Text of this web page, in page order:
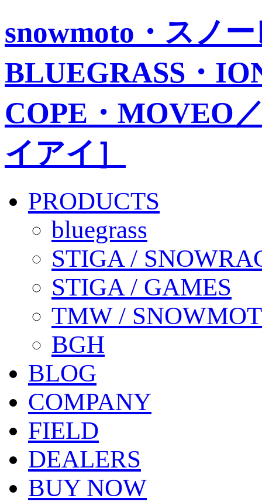
snowmoto・スノ
BLUEGRASS・
COPE・MOVEO
イアイ］
PRODUCTS
bluegrass
STIGA /
STIGA / GAMES
TMW /
BGH
BLOG
COMPANY
FIELD
DEALERS
BUY NOW